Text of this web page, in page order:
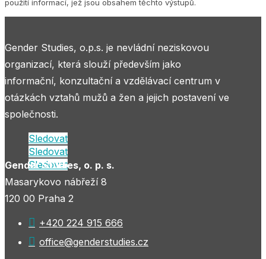
použití informací, jež jsou obsahem těchto výstupů.
Gender Studies, o.p.s. je nevládní neziskovou
organizací, která slouží především jako
informační, konzultační a vzdělávací centrum v
otázkách vztahů mužů a žen a jejich postavení ve
společnosti.
Sledovat
Sledovat
Sledovat
Gender Studies, o. p. s.
Masarykovo nábřeží 8
120 00 Praha 2
 +420 224 915 666
 office@genderstudies.cz